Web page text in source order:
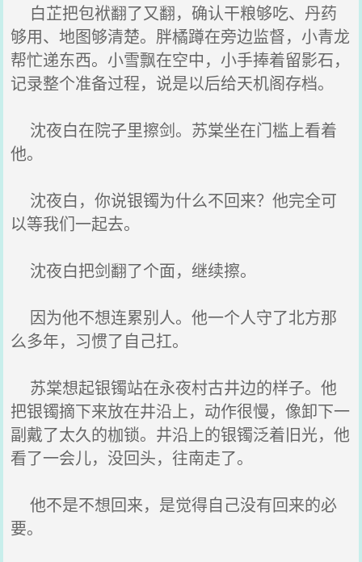
白芷把包袱翻了又翻，确认干粮够吃、丹药
够用、地图够清楚。胖橘蹲在旁边监督，小青龙
帮忙递东西。小雪飘在空中，小手捧着留影石，
记录整个准备过程，说是以后给天机阁存档。
沈夜白在院子里擦剑。苏棠坐在门槛上看着
他。
沈夜白，你说银镯为什么不回来？他完全可
以等我们一起去。
沈夜白把剑翻了个面，继续擦。
因为他不想连累别人。他一个人守了北方那
么多年，习惯了自己扛。
苏棠想起银镯站在永夜村古井边的样子。他
把银镯摘下来放在井沿上，动作很慢，像卸下一
副戴了太久的枷锁。井沿上的银镯泛着旧光，他
看了一会儿，没回头，往南走了。
他不是不想回来，是觉得自己没有回来的必
要。